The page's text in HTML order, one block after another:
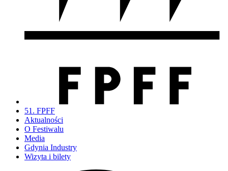
51. FPFF
Aktualności
O Festiwalu
Media
Gdynia Industry
Wizyta i bilety